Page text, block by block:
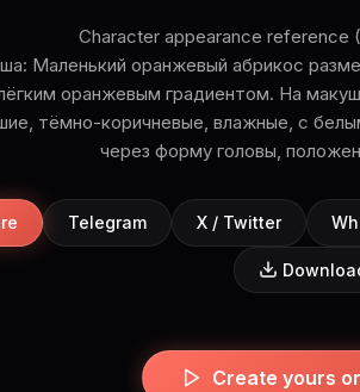
Character appearance reference
Маленький оранжевый абрикос
оранжевым градиентом. На
тёмно-коричневые, влажные, с
через форму головы,
Telegram X / Twitter
Create yours